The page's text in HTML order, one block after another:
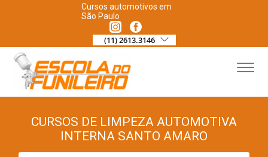
Cursos automotivos em
São Paulo
(11) 2613.3146
CURSOS DE LIMPEZA AUTOMOTIVA
INTERNA SANTO AMARO